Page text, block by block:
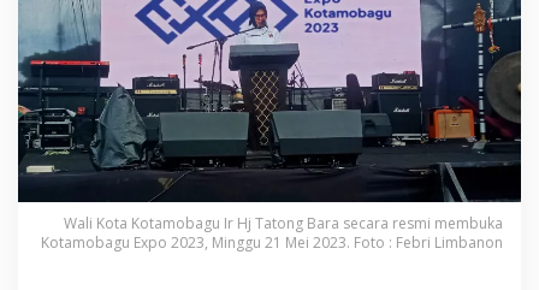
i
k
a
o
t
m
o
Wali Kota Kotamobagu Ir Hj Tatong Bara secara resmi membuka
Kotamobagu Expo 2023, Minggu 21 Mei 2023. Foto : Febri Limbanon